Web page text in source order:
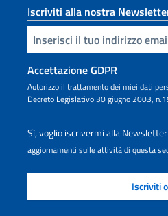
Iscriviti alla nostra
Inserisci la tua email
Accettazione GDPR
Autorizzo il trattamento dei miei dati
Decreto Legislativo 30 giugno 2003,
Sì, voglio iscrivermi alla
aggiornamenti sulle attività di questa